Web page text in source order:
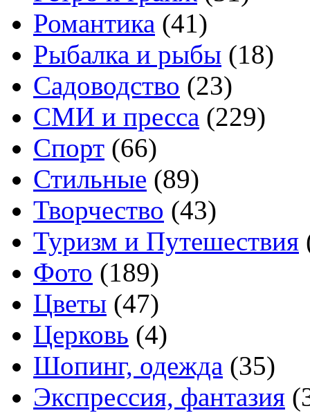
Романтика (41)
Рыбалка и рыбы (18)
Садоводство (23)
СМИ и пресса (229)
Спорт (66)
Стильные (89)
Творчество (43)
Туризм и Путешествия
Фото (189)
Цветы (47)
Церковь (4)
Шопинг, одежда (35)
Экспрессия, фантазия